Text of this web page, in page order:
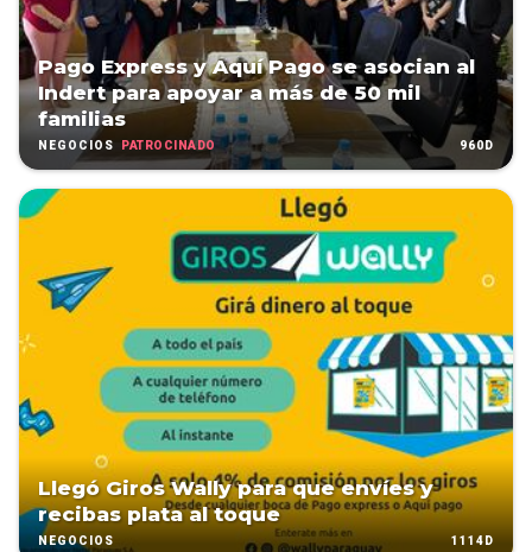
Pago Express y Aquí Pago se asocian al
Indert para apoyar a más de 50 mil
familias
NEGOCIOS PATROCINADO 960D
Llegó Giros Wally para que envíes y
recibas plata al toque
NEGOCIOS 1114D